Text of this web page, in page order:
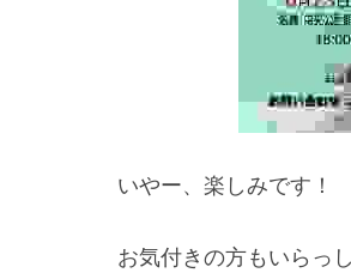
いやー、楽しみです！
お気付きの方もいらっ